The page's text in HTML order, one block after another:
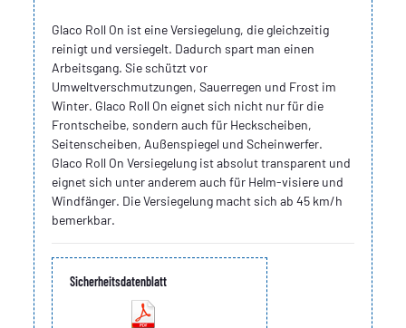
Glaco Roll On ist eine Versiegelung, die gleichzeitig
reinigt und versiegelt. Dadurch spart man einen
Arbeitsgang. Sie schützt vor
Umweltverschmutzungen, Sauerregen und Frost im
Winter. Glaco Roll On eignet sich nicht nur für die
Frontscheibe, sondern auch für Heckscheiben,
Seitenscheiben, Außenspiegel und Scheinwerfer.
Glaco Roll On Versiegelung ist absolut transparent und
eignet sich unter anderem auch für Helm-visiere und
Windfänger. Die Versiegelung macht sich ab 45 km/h
bemerkbar.
Sicherheitsdatenblatt